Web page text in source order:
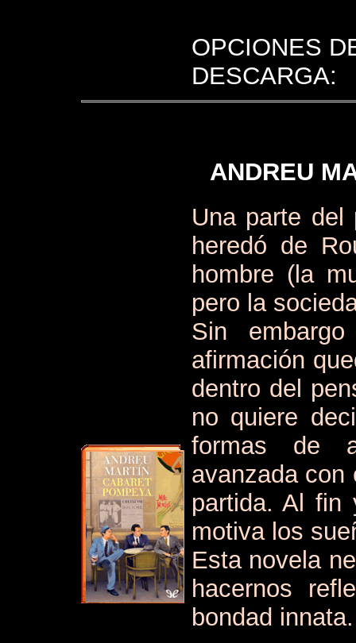
OPCIONES
DESCARGA:
ANDREU
Una parte del
heredó de
hombre (la
pero la
Sin
afirmación
dentro del
no quiere
formas de
avanzada con
partida. Al
motiva los
Esta novela
hacernos
bondad innata.